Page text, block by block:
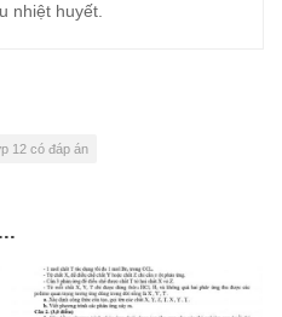
nhiệt huyết.
12 có đáp án